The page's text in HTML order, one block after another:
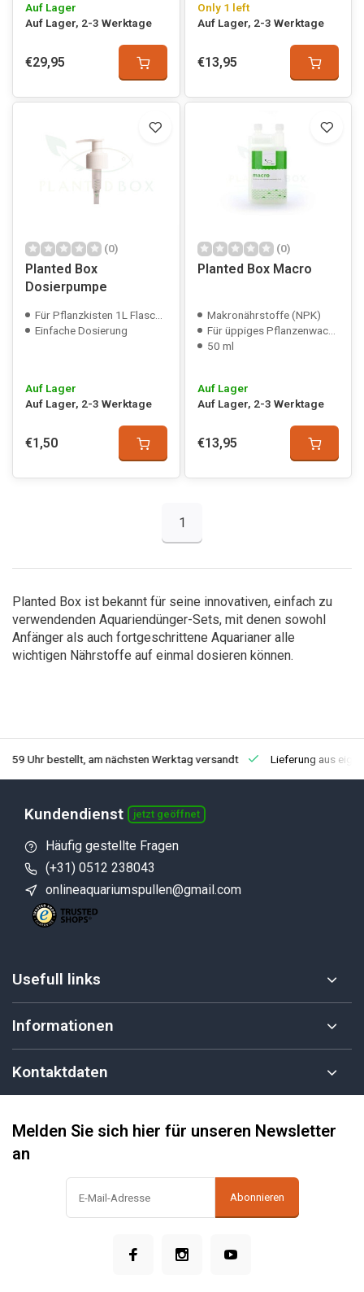
Auf Lager
Auf Lager, 2-3 Werktage
€29,95
Only 1 left
Auf Lager, 2-3 Werktage
€13,95
(0)
Planted Box
Dosierpumpe
Für Pflanzkisten 1L Flaschen
Einfache Dosierung
Auf Lager
Auf Lager, 2-3 Werktage
€1,50
(0)
Planted Box Macro
Makronährstoffe (NPK)
Für üppiges Pflanzenwachstum
50 ml
Auf Lager
Auf Lager, 2-3 Werktage
€13,95
1
Planted Box ist bekannt für seine innovativen, einfach zu
verwendenden Aquariendünger-Sets, mit denen sowohl
Anfänger als auch fortgeschrittene Aquarianer alle
wichtigen Nährstoffe auf einmal dosieren können.
Uhr bestellt, am nächsten Werktag versandt Lieferung aus
Kundendienst jetzt geöffnet
Häufig gestellte Fragen
(+31) 0512 238043
onlineaquariumspullen@gmail.com
Usefull links
Informationen
Kontaktdaten
Melden Sie sich hier für unseren Newsletter
an
Abonnieren